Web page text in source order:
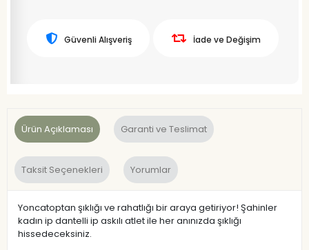
Güvenli Alışveriş İade ve Değişim
Ürün Açıklaması Garanti ve Teslimat
Taksit Seçenekleri Yorumlar
Yoncatoptan şıklığı ve rahatlığı bir araya getiriyor! Şahinler
kadın ip dantelli ip askılı atlet ile her anınızda şıklığı
hissedeceksiniz.